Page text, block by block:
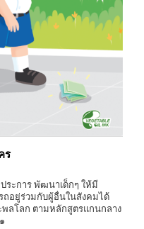
ร
ะการ พัฒนาเด็กๆ ให้มี
อยู่ร่วมกับผู้อื่นในสังคมได้
ลโลก ตามหลักสูตรแกนกลาง